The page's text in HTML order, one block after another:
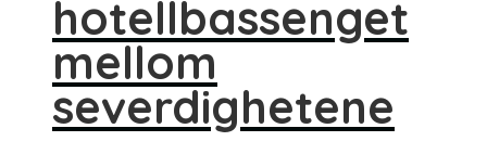
hotellbassenget
mellom
severdighetene